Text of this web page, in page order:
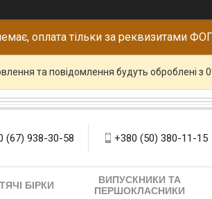
оплата тільки за реквизитами
та повідомлення будуть оброблені з
(67) 938-30-58 +380 (50) 380-11-15
БІРКИ
ВИПУСКНИКИ ТА
ПЕРШОКЛАСНИКИ